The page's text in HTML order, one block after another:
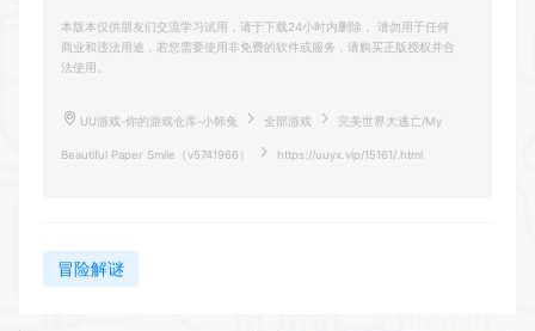
本版本仅供朋友们交流学习试用，请于下载24小时内删除， 请勿用于任何
商业和违法用途，若您需要使用非免费的软件或服务，请购买正版授权并合
法使用。
UU游戏-你的游戏仓库-小韩兔 全部游戏 完美世界大逃亡/My
Beautiful Paper Smile（v5741966） https://uuyx.vip/15161/.html
冒险解谜